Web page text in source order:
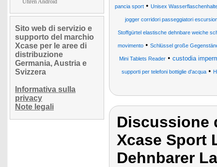
Uhren Android
Sito web di servizio e
supporto del marchio
Xcase per le aree di
distribuzione
Germania, Austria e
Svizzera
Informativa sulla
privacy
Note legali
pancia sport• Unisex
jogger corridori passeggiatori
Stoffgürtel elastische dehnbare weiche
movimento• Schlüssel große
Mini Tablets Reader • custodia
supporti per telefoni bottiglie d'acqua•
Discussione
Xcase Sport
Dehnbarer